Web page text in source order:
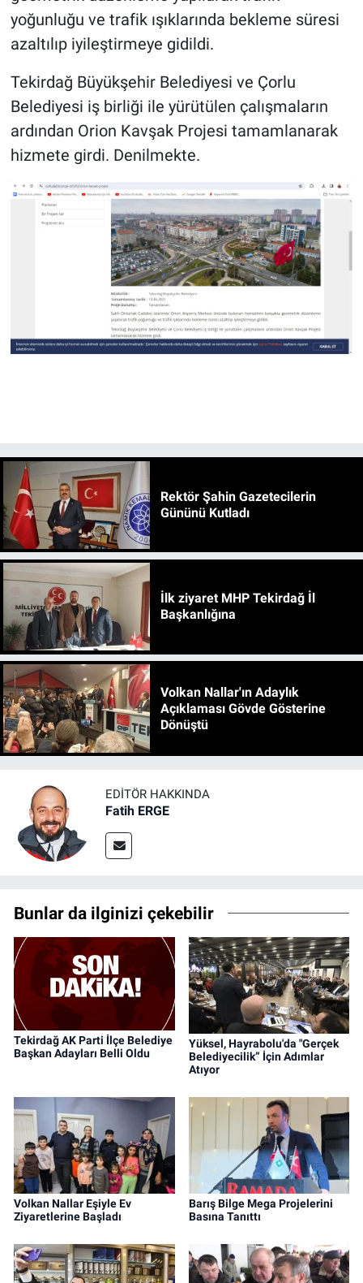
yoğunluğu ve trafik ışıklarında bekleme süresi
azaltılıp iyileştirmeye gidildi.
Tekirdağ Büyükşehir Belediyesi ve Çorlu
Belediyesi iş birliği ile yürütülen çalışmaların
ardından Orion Kavşak Projesi tamamlanarak
hizmete girdi. Denilmekte.
Rektör Şahin Gazetecilerin
Gününü Kutladı
İlk ziyaret MHP Tekirdağ İl
Başkanlığına
Volkan Nallar'ın Adaylık
Açıklaması Gövde Gösterine
Dönüştü
EDITÖR HAKKINDA
Fatih ERGE
Bunlar da ilginizi çekebilir
Tekirdağ AK Parti İlçe Belediye
Başkan Adayları Belli Oldu
Yüksel, Hayrabolu'da "Gerçek
Belediyecilik” İçin Adımlar
Atıyor
Volkan Nallar Eşiyle Ev
Ziyaretlerine Başladı
Barış Bilge Mega Projelerini
Basına Tanıttı